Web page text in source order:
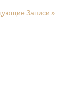
Записи »